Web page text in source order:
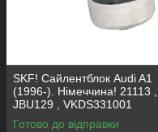
SKF! Сайлентблок Audi A1
(1996-). Німеччина! 21113 ,
JBU129 , VKDS331001
Готово до відправки